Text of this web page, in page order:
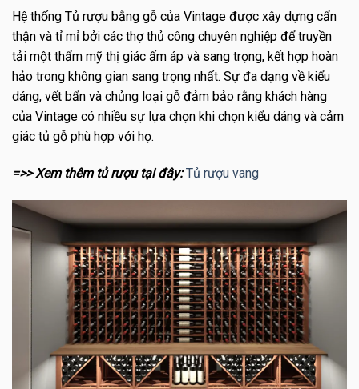
Hệ thống Tủ rượu bằng gỗ của Vintage được xây dựng cẩn
thận và tỉ mỉ bởi các thợ thủ công chuyên nghiệp để truyền
tải một thẩm mỹ thị giác ấm áp và sang trọng, kết hợp hoàn
hảo trong không gian sang trọng nhất. Sự đa dạng về kiểu
dáng, vết bẩn và chủng loại gỗ đảm bảo rằng khách hàng
của Vintage có nhiều sự lựa chọn khi chọn kiểu dáng và cảm
giác tủ gỗ phù hợp với họ.
=>> Xem thêm tủ rượu tại đây: Tủ rượu vang